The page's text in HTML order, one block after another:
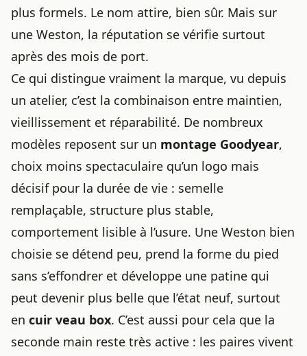
plus formels. Le nom attire, bien sûr. Mais sur
une Weston, la réputation se vérifie surtout
après des mois de port.
Ce qui distingue vraiment la marque, vu depuis
un atelier, c’est la combinaison entre maintien,
vieillissement et réparabilité. De nombreux
modèles reposent sur un montage Goodyear,
choix moins spectaculaire qu’un logo mais
décisif pour la durée de vie : semelle
remplaçable, structure plus stable,
comportement lisible à l’usure. Une Weston bien
choisie se détend peu, prend la forme du pied
sans s’effondrer et développe une patine qui
peut devenir plus belle que l’état neuf, surtout
en cuir veau box. C’est aussi pour cela que la
seconde main reste très active : les paires vivent